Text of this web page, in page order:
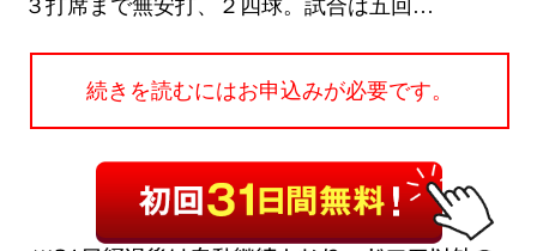
３打席まで無安打、２四球。試合は五回…
続きを読むにはお申込みが必要です。